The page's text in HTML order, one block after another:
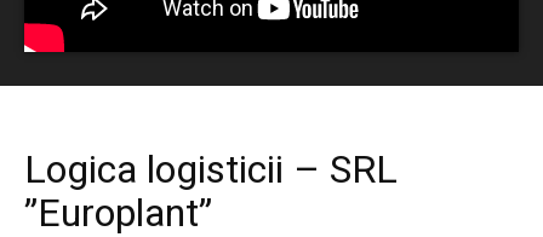
Logica logisticii – SRL
”Europlant”